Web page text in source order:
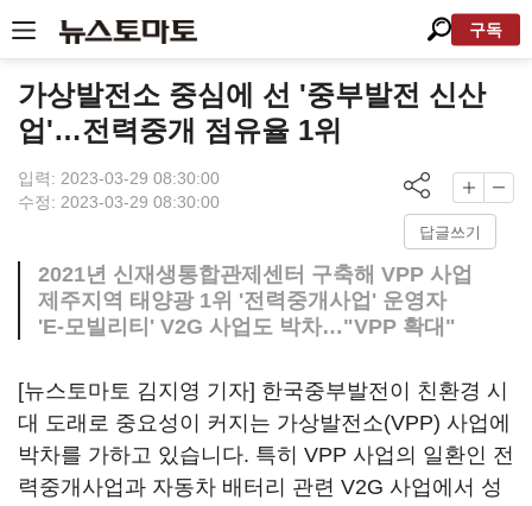
구독
가상발전소 중심에 선 '중부발전 신산
업'…전력중개 점유율 1위
입력: 2023-03-29 08:30:00
수정: 2023-03-29 08:30:00
답글쓰기
2021년 신재생통합관제센터 구축해 VPP 사업
제주지역 태양광 1위 '전력중개사업' 운영자
'E-모빌리티' V2G 사업도 박차…"VPP 확대"
[뉴스토마토 김지영 기자] 한국중부발전이 친환경 시
대 도래로 중요성이 커지는 가상발전소(VPP) 사업에
박차를 가하고 있습니다. 특히 VPP 사업의 일환인 전
력중개사업과 자동차 배터리 관련 V2G 사업에서 성